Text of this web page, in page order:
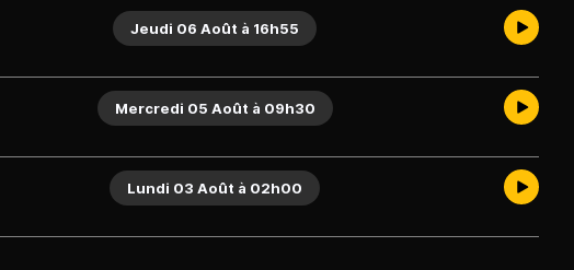
Jeudi 06 Août à 16h55
Mercredi 05 Août à 09h30
Lundi 03 Août à 02h00